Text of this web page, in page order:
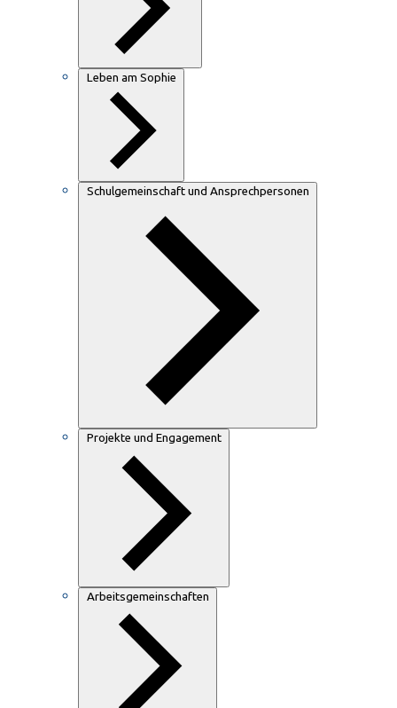
Leben am Sophie
Schulgemeinschaft und Ansprechpersonen
Projekte und Engagement
Arbeitsgemeinschaften